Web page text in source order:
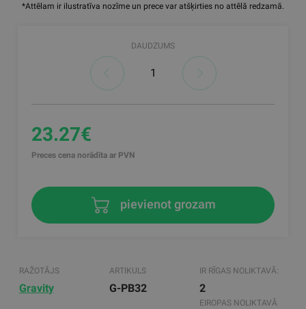
*Attēlam ir ilustratīva nozīme un prece var atšķirties no attēlā redzamā.
DAUDZUMS
23.27€
Preces cena norādīta ar PVN
pievienot grozam
RAŽOTĀJS
Gravity
ARTIKULS
G-PB32
IR RĪGAS NOLIKTAVĀ:
2
EIROPAS NOLIKTAVĀ